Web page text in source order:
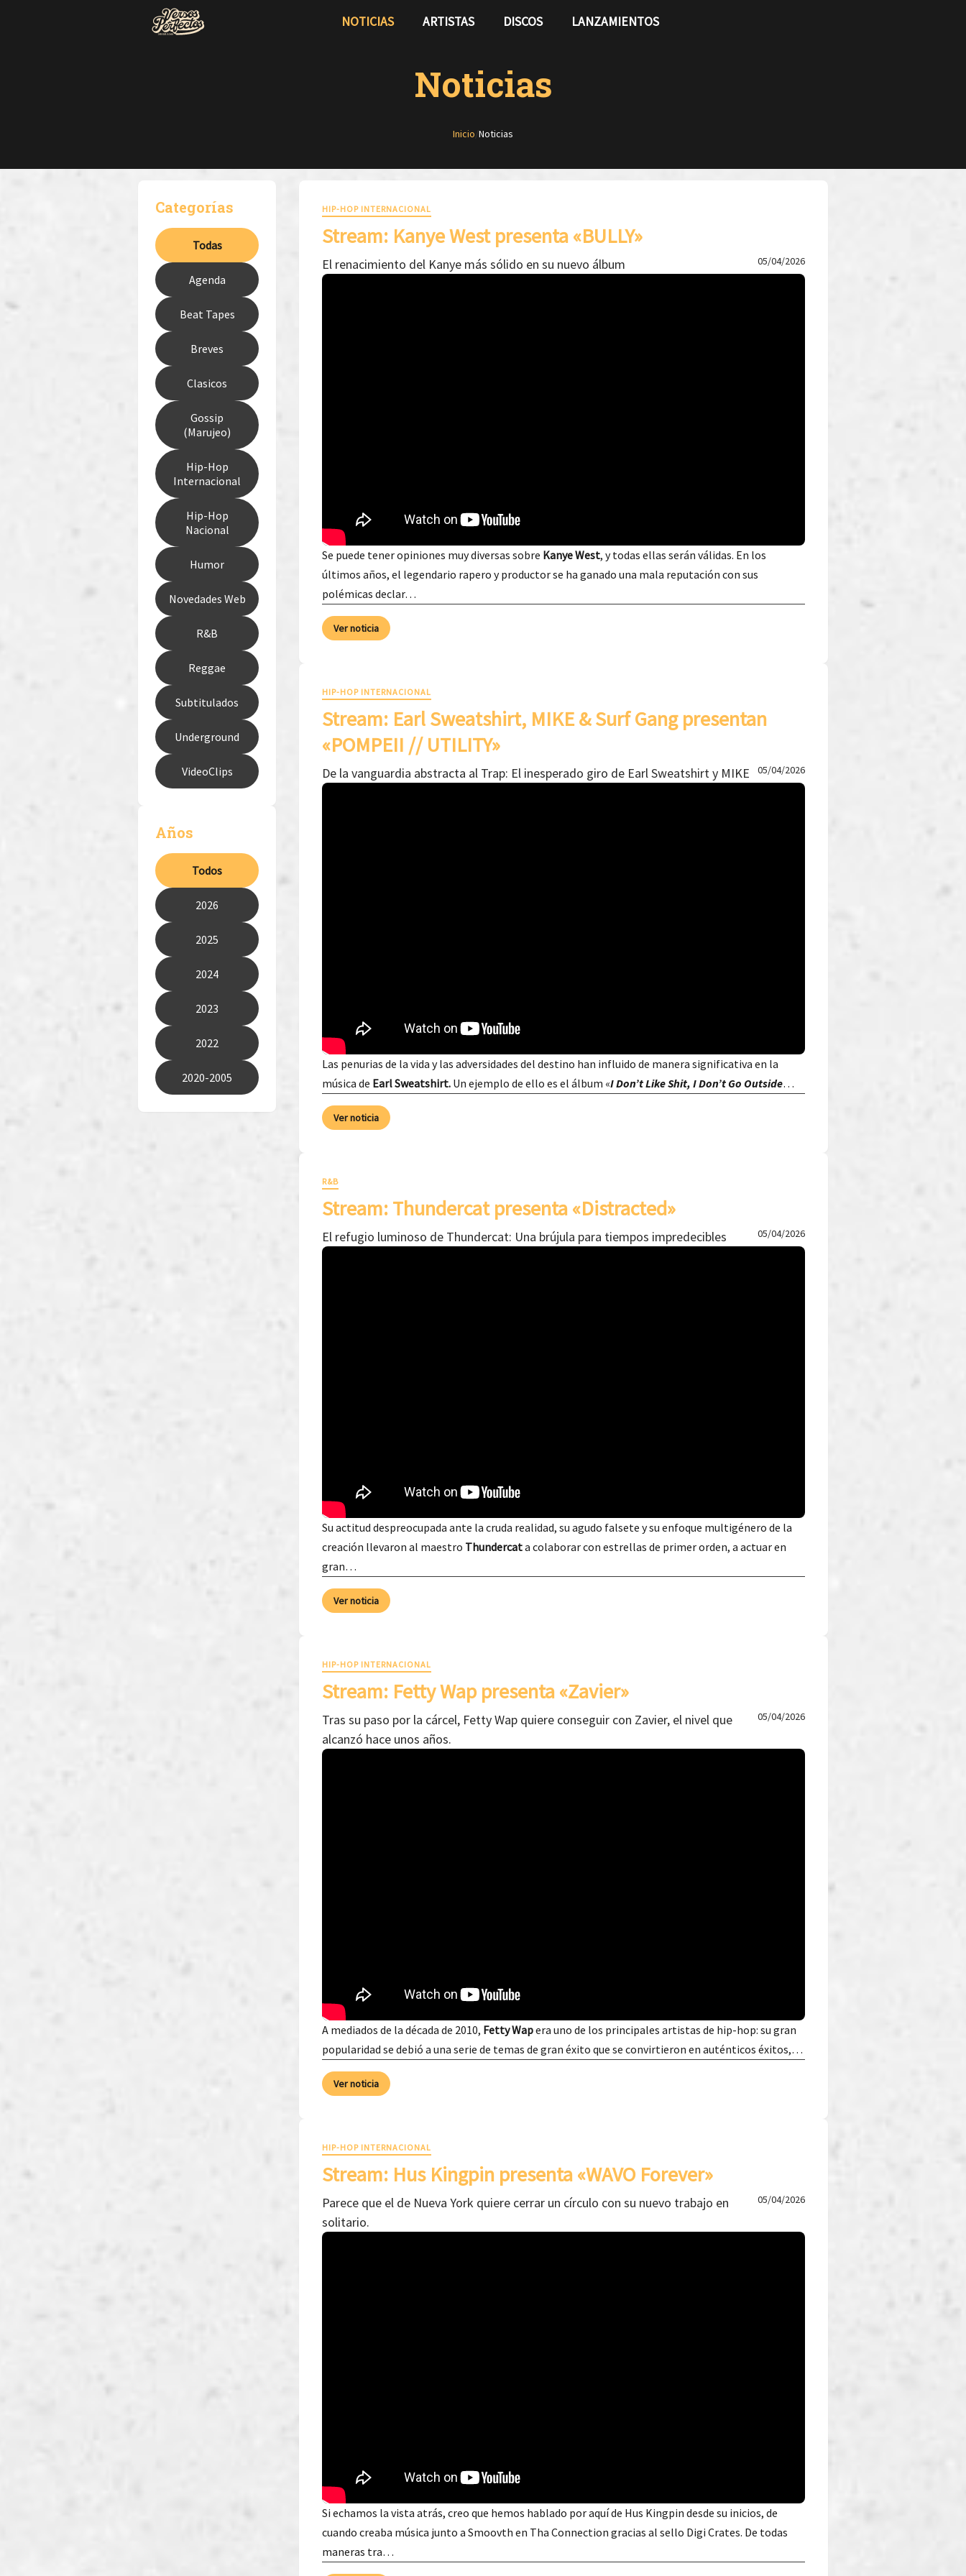
NOTICIAS ARTISTAS DISCOS LANZAMIENTOS
Noticias
Inicio/Noticias
Categorías
Todas
Agenda
Beat Tapes
Breves
Clasicos
Gossip
(Marujeo)
Hip-Hop
Internacional
Hip-Hop
Nacional
Humor
Novedades Web
R&B
Reggae
Subtitulados
Underground
VideoClips
Años
Todos
2026
2025
2024
2023
2022
2020-2005
HIP-HOP INTERNACIONAL
Stream: Kanye West presenta «BULLY»
El renacimiento del Kanye más sólido en su nuevo álbum 05/04/2026
Se puede tener opiniones muy diversas sobre Kanye West, y todas ellas serán válidas. En los
últimos años, el legendario rapero y productor se ha ganado una mala reputación con sus
polémicas declar…
Ver noticia
HIP-HOP INTERNACIONAL
Stream: Earl Sweatshirt, MIKE & Surf Gang presentan
«POMPEII // UTILITY»
De la vanguardia abstracta al Trap: El inesperado giro de Earl Sweatshirt y MIKE 05/04/2026
Las penurias de la vida y las adversidades del destino han influido de manera significativa en la
música de Earl Sweatshirt. Un ejemplo de ello es el álbum «I Don’t Like Shit, I Don’t Go Outside…
Ver noticia
R&B
Stream: Thundercat presenta «Distracted»
El refugio luminoso de Thundercat: Una brújula para tiempos impredecibles 05/04/2026
Su actitud despreocupada ante la cruda realidad, su agudo falsete y su enfoque multigénero de la
creación llevaron al maestro Thundercata colaborar con estrellas de primer orden, a actuar en
gran…
Ver noticia
HIP-HOP INTERNACIONAL
Stream: Fetty Wap presenta «Zavier»
Tras su paso por la cárcel, Fetty Wap quiere conseguir con Zavier, el nivel que
alcanzó hace unos años.
05/04/2026
A mediados de la década de 2010, Fetty Wapera uno de los principales artistas de hip-hop: su gran
popularidad se debió a una serie de temas de gran éxito que se convirtieron en auténticos éxitos,…
Ver noticia
HIP-HOP INTERNACIONAL
Stream: Hus Kingpin presenta «WAVO Forever»
Parece que el de Nueva York quiere cerrar un círculo con su nuevo trabajo en
solitario.
05/04/2026
Si echamos la vista atrás, creo que hemos hablado por aquí de Hus Kingpin desde su inicios, de
cuando creaba música junto a Smoovth en Tha Connection gracias al sello Digi Crates. De todas
maneras tra…